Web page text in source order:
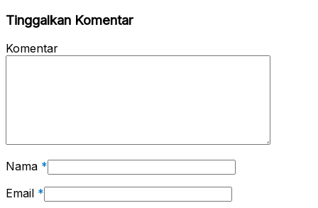
Tinggalkan Komentar
Komentar
Nama *
Email *